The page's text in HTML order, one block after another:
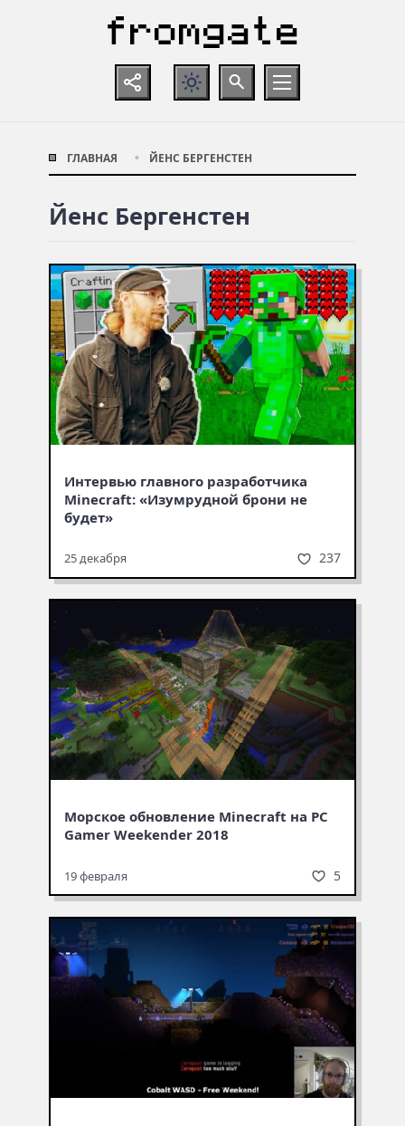
ГЛАВНАЯ ЙЕНС БЕРГЕНСТЕН
Йенс Бергенстен
Интервью главного разработчика
Minecraft: «Изумрудной брони не
будет»
25 декабря 237
Морское обновление Minecraft на PC
Gamer Weekender 2018
19 февраля 5